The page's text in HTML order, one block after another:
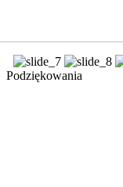
Podziękowania